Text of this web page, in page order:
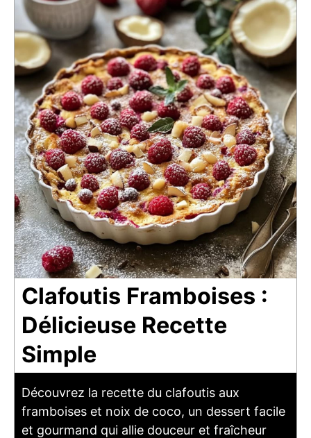
Clafoutis Framboises :
Délicieuse Recette
Simple
Découvrez la recette du clafoutis aux
framboises et noix de coco, un dessert facile
et gourmand qui allie douceur et fraîcheur